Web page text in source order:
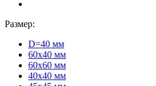
Размер:
D=40 мм
60х40 мм
60х60 мм
40х40 мм